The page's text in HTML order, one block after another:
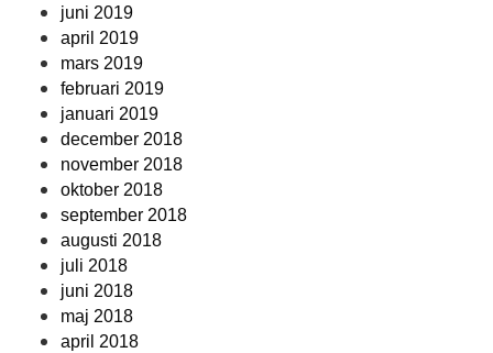
juni 2019
april 2019
mars 2019
februari 2019
januari 2019
december 2018
november 2018
oktober 2018
september 2018
augusti 2018
juli 2018
juni 2018
maj 2018
april 2018